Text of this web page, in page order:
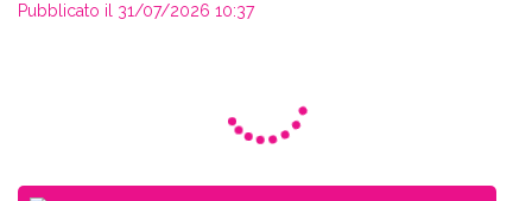
Pubblicato il 31/07/2026 10:37